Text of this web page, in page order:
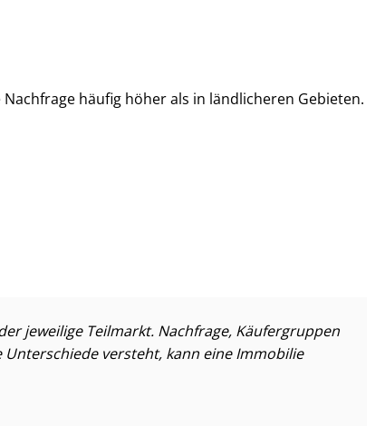
häufig höher als in ländlicheren Gebieten.
jeweilige Teilmarkt. Nachfrage, Käufergruppen
versteht, kann eine Immobilie